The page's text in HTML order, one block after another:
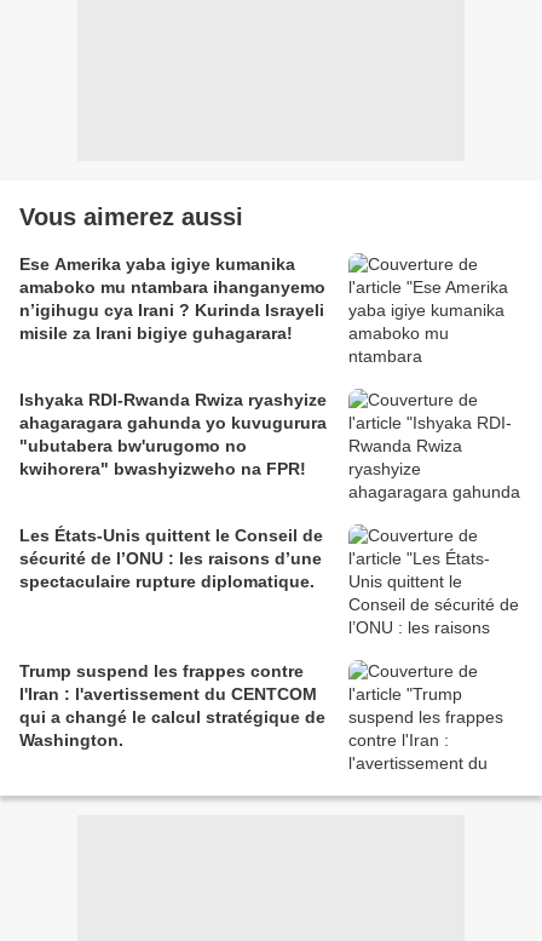
Vous aimerez aussi
Ese Amerika yaba igiye kumanika
amaboko mu ntambara ihanganyemo
n’igihugu cya Irani ? Kurinda Israyeli
misile za Irani bigiye guhagarara!
Ishyaka RDI-Rwanda Rwiza ryashyize
ahagaragara gahunda yo kuvugurura
"ubutabera bw'urugomo no
kwihorera" bwashyizweho na FPR!
Les États-Unis quittent le Conseil de
sécurité de l’ONU : les raisons d’une
spectaculaire rupture diplomatique.
Trump suspend les frappes contre
l'Iran : l'avertissement du CENTCOM
qui a changé le calcul stratégique de
Washington.